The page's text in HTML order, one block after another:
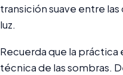
transición suave entre
luz.
Recuerda que la práctica
técnica de las sombras.